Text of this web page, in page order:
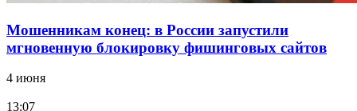
Мошенникам конец: в России запустили
мгновенную блокировку фишинговых сайтов
4 июня
13:07